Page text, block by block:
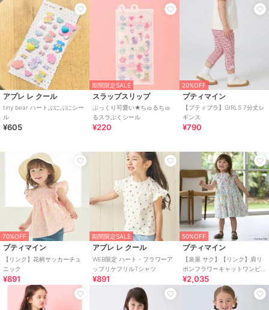
アプレ レ クール
tiny bear ハートぷにぷにシー
ル
¥605
期間限定SALE
スラップスリップ
ぷっくり可愛い★ちゅるちゅ
るスラぷくシール
¥220
20%OFF
プティマイン
【プティプラ】GIRLS 7分丈レ
ギンス
¥790
70%OFF
プティマイン
【リンク】花柄サッカーチュ
ニック
¥891
期間限定SALE
アプレ レ クール
WEB限定 ハート・フラワーア
ップリケフリルTシャツ
¥891
50%OFF
プティマイン
【泉屋 サク】【リンク】肩リ
ボンフラワーキャットワンピ
ース
¥2,035